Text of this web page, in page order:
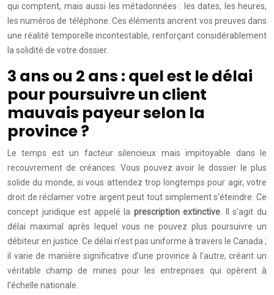
qui comptent, mais aussi les métadonnées : les dates, les heures,
les numéros de téléphone. Ces éléments ancrent vos preuves dans
une réalité temporelle incontestable, renforçant considérablement
la solidité de votre dossier.
3 ans ou 2 ans : quel est le délai
pour poursuivre un client
mauvais payeur selon la
province ?
Le temps est un facteur silencieux mais impitoyable dans le
recouvrement de créances. Vous pouvez avoir le dossier le plus
solide du monde, si vous attendez trop longtemps pour agir, votre
droit de réclamer votre argent peut tout simplement s’éteindre. Ce
concept juridique est appelé la prescription extinctive . Il s’agit du
délai maximal après lequel vous ne pouvez plus poursuivre un
débiteur en justice. Ce délai n’est pas uniforme à travers le Canada ;
il varie de manière significative d’une province à l’autre, créant un
véritable champ de mines pour les entreprises qui opèrent à
l’échelle nationale.